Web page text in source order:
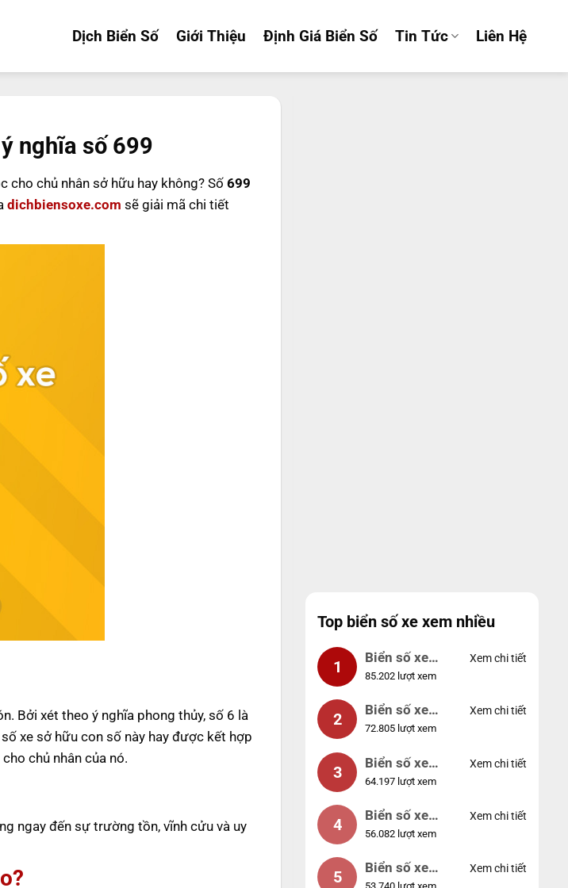
Dịch Biển Số Giới Thiệu Định Giá Biển Số Tin Tức Liên Hệ
nghĩa số 699
cho chủ nhân sở hữu hay không? Số699
dichbiensoxe.com sẽ giải mã chi tiết
Bởi xét theo ý nghĩa phong thủy, số 6 là
xe sở hữu con số này hay được kết hợp
chủ nhân của nó.
ngay đến sự trường tồn, vĩnh cửu và uy
Top biển số xe xem nhiều
1
Biển số xe
99999
85.202 lượt xem
Xem chi tiết
2
Biển số xe
04953
72.805 lượt xem
Xem chi tiết
3
Biển số xe
88888
64.197 lượt xem
Xem chi tiết
4
Biển số xe
12345
56.082 lượt xem
Xem chi tiết
5
Biển số xe
Xem chi tiết